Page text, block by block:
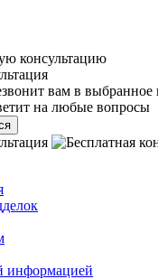
консультацию
вам в выбранное
на любые вопросы
информацией